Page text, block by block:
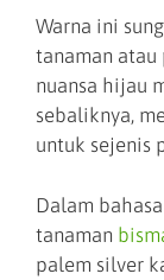
Warna ini
tanaman atau
nuansa hijau
sebaliknya,
untuk sejenis
Dalam
tanaman
palem silver